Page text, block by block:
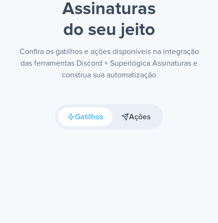
Assinaturas
do seu jeito
Confira os gatilhos e ações disponíveis na integração
das ferramentas Discord + Superlógica Assinaturas e
construa sua automatização
Gatilhos Ações